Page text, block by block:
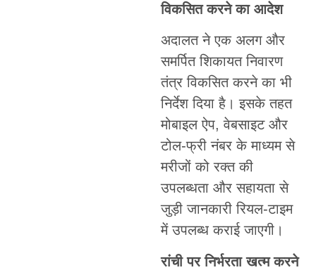
विकसित करने का आदेश
अदालत ने एक अलग और
समर्पित शिकायत निवारण
तंत्र विकसित करने का भी
निर्देश दिया है। इसके तहत
मोबाइल ऐप, वेबसाइट और
टोल-फ्री नंबर के माध्यम से
मरीजों को रक्त की
उपलब्धता और सहायता से
जुड़ी जानकारी रियल-टाइम
में उपलब्ध कराई जाएगी।
रांची पर निर्भरता खत्म करने